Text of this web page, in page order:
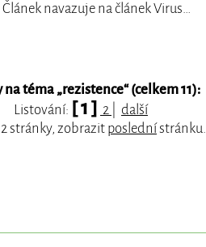
navazuje na článek Virus…
na téma „rezistence“ (celkem 11):
Listování: [ 1 ] 2
další
stránky, zobrazit poslednístránku.